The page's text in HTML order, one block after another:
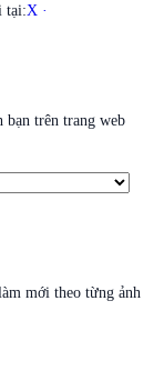
tại:X ·
trên trang web
mới theo từng ảnh